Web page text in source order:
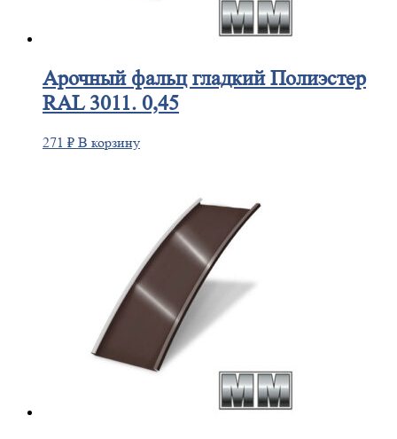
Арочныйфальц гладкий Полиэстер
RAL 3011. 0,45
271 ₽ В корзину